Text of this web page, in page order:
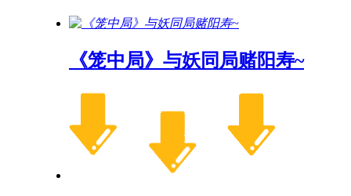
《笼中局》与妖同局赌阳寿~